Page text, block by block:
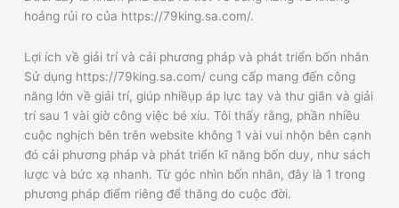
hoảng rủi ro của https://79king.sa.com/.
Lợi ích về giải trí và cải phương pháp và phát triển bốn nhân
Sử dụng https://79king.sa.com/ cung cấp mang đến công
năng lớn về giải trí, giúp nhiềụp áp lực tay và thư giãn và giải
trí sau 1 vài giờ công việc bé xíu. Tôi thấy rằng, phần nhiều
cuộc nghịch bên trên website không 1 vài vui nhộn bên cạnh
đó cải phương pháp và phát triển kĩ năng bốn duy, như sách
lược và bức xạ nhanh. Từ góc nhìn bốn nhân, đây là 1 trong
phương pháp điểm riêng để thăng do cuộc đời.